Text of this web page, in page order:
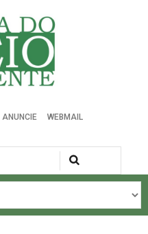
Ambiente
ANUNCIE WEBMAIL